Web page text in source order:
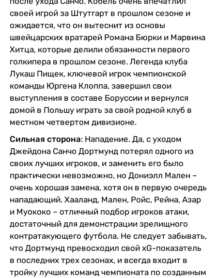
своей игрой за Штутгарт в прошлом сезоне и
ожидается, что он вытеснит из основы
швейцарских вратарей Романа Бюрки и Марвина
Хитца, которые делили обязанности первого
голкипера в прошлом сезоне. Легенда клуба
Лукаш Пищек, ключевой игрок чемпионской
команды Юргена Клоппа, завершил свои
выступления в составе Боруссии и вернулся
домой в Польшу играть за свой родной клуб в
местном четвертом дивизионе.
Сильная сторона: Нападение. Да, с уходом
Джейдона Санчо Дортмунд потерял одного из
своих лучших игроков, и заменить его было
практически невозможно, но Дониэлл Мален –
очень хорошая замена, хотя он в первую очередь
нападающий. Хааланд, Мален, Ройс, Рейна, Азар
и Муококо – отличный подбор игроков атаки,
достаточный для демонстрации зрелищного
контратакующего футбола. Не следует забывать,
что Дортмунд превосходил свой xG-показатель
в последних трех сезонах, и всегда входит в
тройку лучших команд чемпионата по созданным